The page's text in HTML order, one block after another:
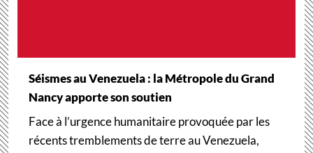
Séismes au Venezuela : la Métropole du Grand
Nancy apporte son soutien
Face à l’urgence humanitaire provoquée par les
récents tremblements de terre au Venezuela,